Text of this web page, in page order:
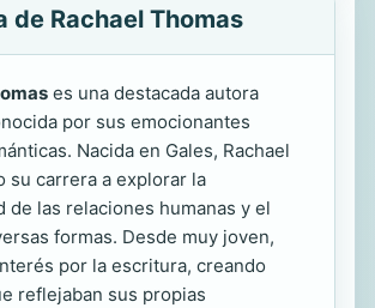
de Rachael Thomas
es una destacada autora
por sus emocionantes
Nacida en Gales, Rachael
su carrera a explorar la
de las relaciones humanas y el
formas. Desde muy joven,
por la escritura, creando
reflejaban sus propias